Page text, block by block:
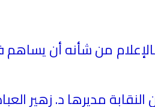
من شأنه أن
مديرها د. زهير